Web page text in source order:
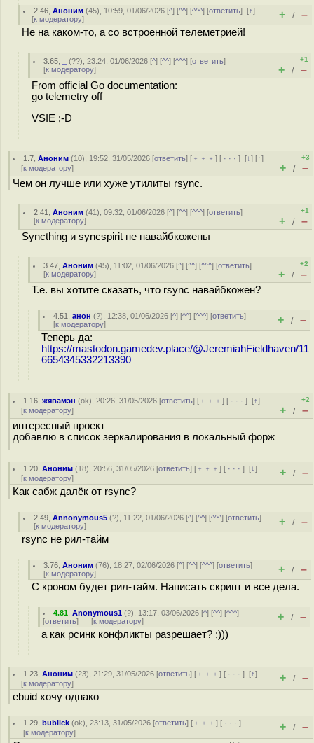
2.46 ,Аноним (45), 10:59, 01/06/2026 [^] [^^] [^^^] [ответить][↑]
[к модератору] + / –
Не на каком-то, а со встроенной телеметрией!
3.65 (??), 23:24, 01/06/2026 [^] [^^] [^^^] [ответить]
[к модератору]
+1
+ / –
From official Go documentation:
go telemetry off
VSIE ;-D
1.7 ,Аноним (10), 19:52, 31/05/2026 [ответить] [ ﹢﹢﹢] [ · · ·][↓] [↑]
[к модератору]
+3
+ / –
Чем он лучше или хуже утилиты rsync.
2.41 ,Аноним (41), 09:32, 01/06/2026 [^] [^^] [^^^] [ответить]
[к модератору]
+1
+ / –
Syncthing и syncspirit не навайбкожены
3.47 ,Аноним (45), 11:02, 01/06/2026 [^] [^^] [^^^] [ответить]
[к модератору]
+2
+ / –
Т.е. вы хотите сказать, что rsync навайбкожен?
4.51 ,анон (?), 12:38, 01/06/2026 [^] [^^] [^^^] [ответить]
[к модератору] + / –
Теперь да:
https://mastodon.gamedev.place/@JeremiahFieldhaven/11
6654345332213390
1.16 ,жявамэн (ok), 20:26, 31/05/2026 [ответить] [ ﹢﹢﹢] [ · · ·][↑]
[к модератору]
+2
+ / –
интересный проект
добавлю в список зеркалирования в локальный форж
1.20 ,Аноним (18), 20:56, 31/05/2026 [ответить] [ ﹢﹢﹢] [ · · ·][↓]
[к модератору] + / –
Как сабж далёк от rsync?
2.49 ,Annonymous5 (?), 11:22, 01/06/2026 [^] [^^] [^^^] [ответить]
[к модератору] + / –
rsync не рил-тайм
3.76 ,Аноним (76), 18:27, 02/06/2026 [^] [^^] [^^^] [ответить]
[к модератору] + / –
С кроном будет рил-тайм. Написать скрипт и все дела.
4.81 ,Anonymous1 (?), 13:17, 03/06/2026 [^] [^^] [^^^]
[ответить] [к модератору] + / –
а как рсинк конфликты разрешает? ;)))
1.23 ,Аноним (23), 21:29, 31/05/2026 [ответить] [ ﹢﹢﹢] [ · · ·][↑]
[к модератору] + / –
ebuid хочу однако
1.29 ,bublick (ok), 23:13, 31/05/2026 [ответить] [ ﹢﹢﹢] [ · · ·]
[к модератору] + / –